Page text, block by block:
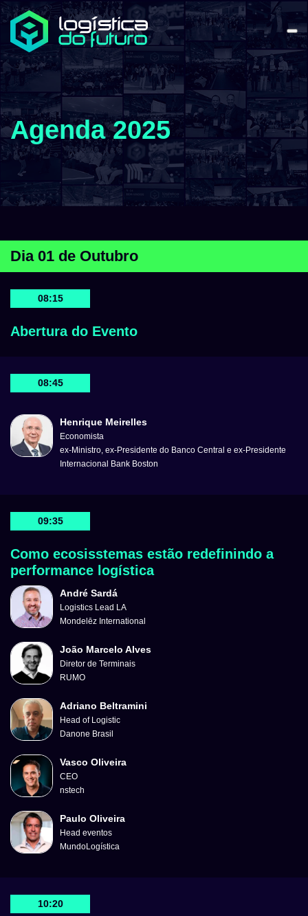
Agenda 2025
Dia 01 de Outubro
08:15
Abertura do Evento
08:45
Henrique Meirelles
Economista
ex-Ministro, ex-Presidente do Banco Central e ex-Presidente
Internacional Bank Boston
09:35
Como ecosisstemas estão redefinindo a
performance logística
André Sardá
Logistics Lead LA
Mondelēz International
João Marcelo Alves
Diretor de Terminais
RUMO
Adriano Beltramini
Head of Logistic
Danone Brasil
Vasco Oliveira
CEO
nstech
Paulo Oliveira
Head eventos
MundoLogística
10:20